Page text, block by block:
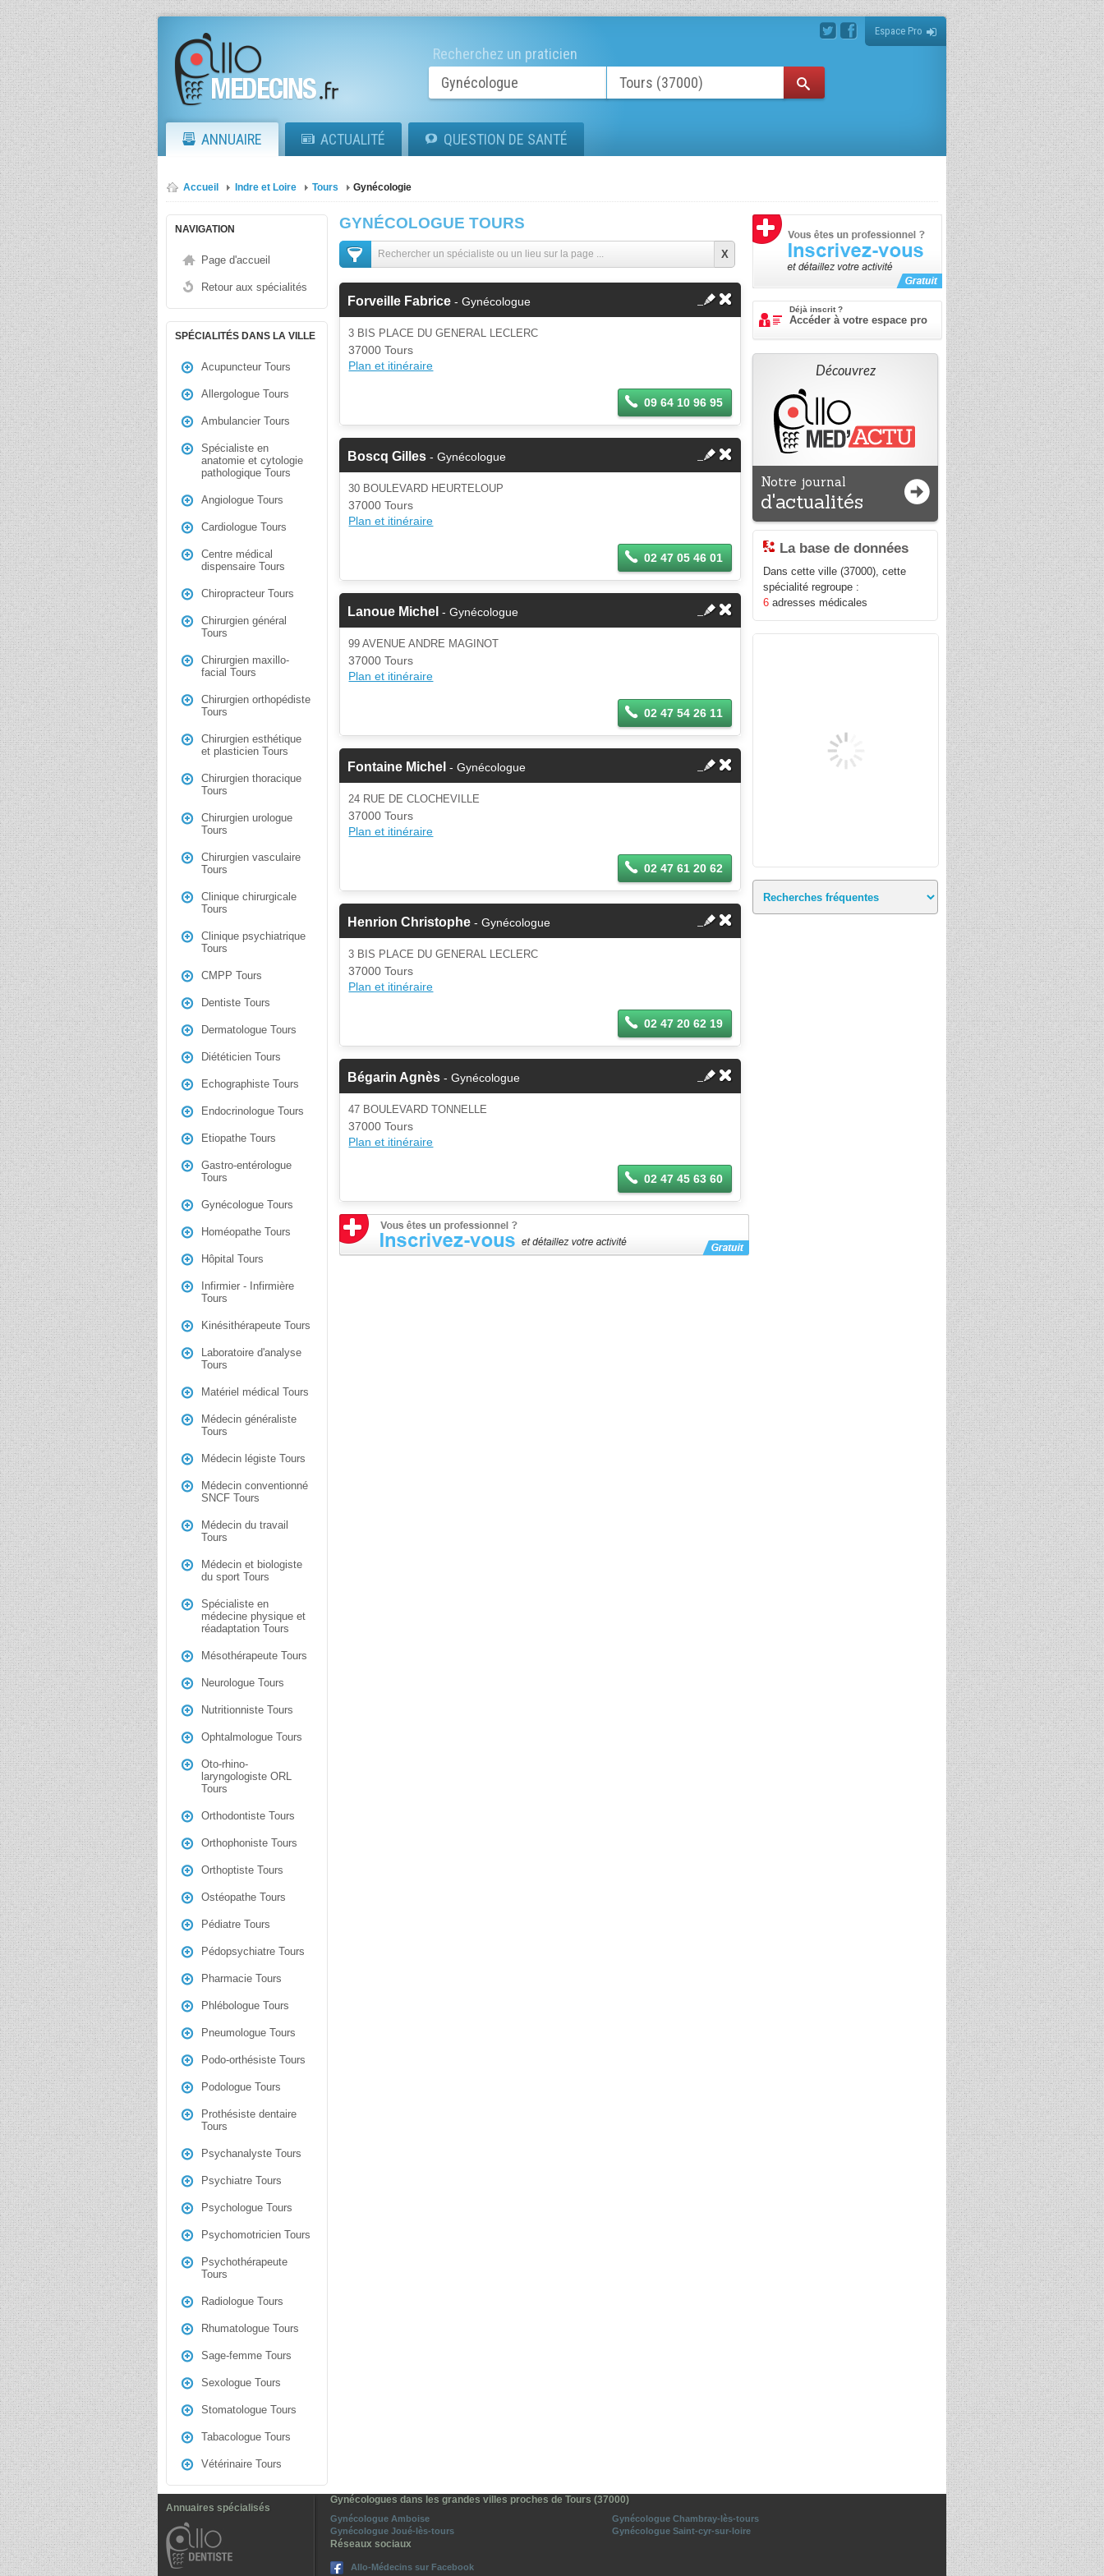
Espace Pro
Recherchez un praticien
ANNUAIRE ACTUALITÉ QUESTION DE SANTÉ
Accueil Indre et Loire Tours Gynécologie
NAVIGATION
Page d'accueil
Retour aux spécialités
SPÉCIALITÉS DANS LA VILLE
Acupuncteur Tours
Allergologue Tours
Ambulancier Tours
Spécialiste en
anatomie et cytologie
pathologique Tours
Angiologue Tours
Cardiologue Tours
Centre médical
dispensaire Tours
Chiropracteur Tours
Chirurgien général
Tours
Chirurgien maxillo-
facial Tours
Chirurgien orthopédiste
Tours
Chirurgien esthétique
et plasticien Tours
Chirurgien thoracique
Tours
Chirurgien urologue
Tours
Chirurgien vasculaire
Tours
Clinique chirurgicale
Tours
Clinique psychiatrique
Tours
CMPP Tours
Dentiste Tours
Dermatologue Tours
Diététicien Tours
Echographiste Tours
Endocrinologue Tours
Etiopathe Tours
Gastro-entérologue
Tours
Gynécologue Tours
Homéopathe Tours
Hôpital Tours
Infirmier - Infirmière
Tours
Kinésithérapeute Tours
Laboratoire d'analyse
Tours
Matériel médical Tours
Médecin généraliste
Tours
Médecin légiste Tours
Médecin conventionné
SNCF Tours
Médecin du travail
Tours
Médecin et biologiste
du sport Tours
Spécialiste en
médecine physique et
réadaptation Tours
Mésothérapeute Tours
Neurologue Tours
Nutritionniste Tours
Ophtalmologue Tours
Oto-rhino-
laryngologiste ORL
Tours
Orthodontiste Tours
Orthophoniste Tours
Orthoptiste Tours
Ostéopathe Tours
Pédiatre Tours
Pédopsychiatre Tours
Pharmacie Tours
Phlébologue Tours
Pneumologue Tours
Podo-orthésiste Tours
Podologue Tours
Prothésiste dentaire
Tours
Psychanalyste Tours
Psychiatre Tours
Psychologue Tours
Psychomotricien Tours
Psychothérapeute
Tours
Radiologue Tours
Rhumatologue Tours
Sage-femme Tours
Sexologue Tours
Stomatologue Tours
Tabacologue Tours
Vétérinaire Tours
GYNÉCOLOGUE TOURS
Forveille Fabrice - Gynécologue
3 BIS PLACE DU GENERAL LECLERC
37000 Tours
Plan et itinéraire
09 64 10 96 95
Boscq Gilles - Gynécologue
30 BOULEVARD HEURTELOUP
37000 Tours
Plan et itinéraire
02 47 05 46 01
Lanoue Michel - Gynécologue
99 AVENUE ANDRE MAGINOT
37000 Tours
Plan et itinéraire
02 47 54 26 11
Fontaine Michel - Gynécologue
24 RUE DE CLOCHEVILLE
37000 Tours
Plan et itinéraire
02 47 61 20 62
Henrion Christophe - Gynécologue
3 BIS PLACE DU GENERAL LECLERC
37000 Tours
Plan et itinéraire
02 47 20 62 19
Bégarin Agnès - Gynécologue
47 BOULEVARD TONNELLE
37000 Tours
Plan et itinéraire
02 47 45 63 60
Déjà inscrit ?
Accéder à votre espace pro
Découvrez
Notre journal
d'actualités
La base de données
Dans cette ville (37000), cette
spécialité regroupe :
6 adresses médicales
Annuaires spécialisés
Gynécologues dans les grandes villes proches de Tours (37000)
Gynécologue Amboise
Gynécologue Chambray-lès-tours
Gynécologue Joué-lès-tours
Gynécologue Saint-cyr-sur-loire
Réseaux sociaux
Allo-Médecins sur Facebook